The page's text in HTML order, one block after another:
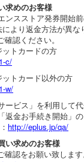
求めのお客様
ンスストア発券開始
より返金方法が異な
認ください。
トカードの方
c/
トカード以外の方
w/
ービス」を利用して
返金お手続き開始」
http://eplus.jp/qa/
い求めのお客様
認をお願い致します